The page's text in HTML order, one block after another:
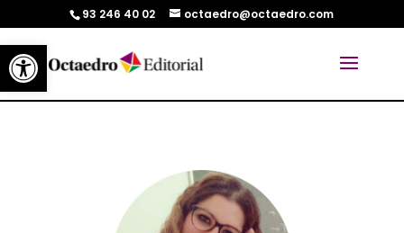
Abrir barra de herramientas
93 246 40 02 octaedro@octaedro.com